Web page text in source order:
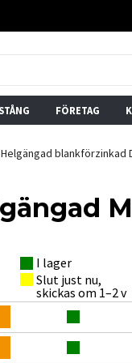
FÖRETAG
och
Löste vårt
användare –
Helgängad blankförzinkad
I lager
Slut just nu,
skickas om 1–2 v